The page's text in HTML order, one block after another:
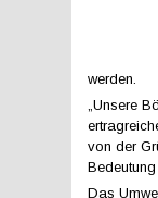
werden.
„Unsere
von der
Das